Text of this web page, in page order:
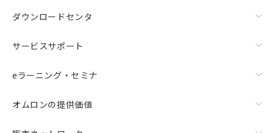
ダウンロードセンタ
サービスサポート
eラーニング・セミナ
オムロンの提供価値